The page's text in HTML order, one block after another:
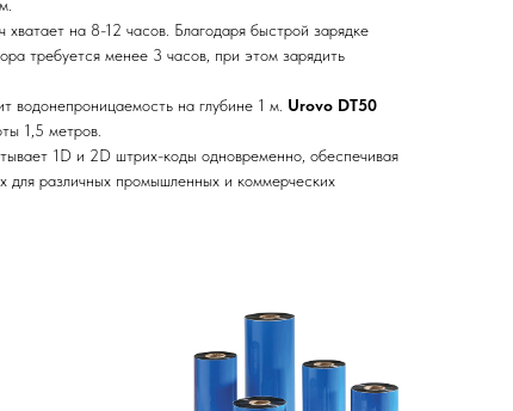
на 8-12 часов. Благодаря быстрой зарядке
требуется менее 3 часов, при этом зарядить
водонепроницаемость на глубине 1 м. Urovo DT50
1,5 метров.
1D и 2D штрих-коды одновременно, обеспечивая
различных промышленных и коммерческих